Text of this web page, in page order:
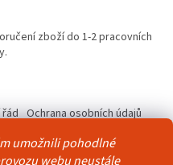
umožnili pohodlné
webu neustále
zboží do 1-2 pracovních
řád Ochrana osobních údajů